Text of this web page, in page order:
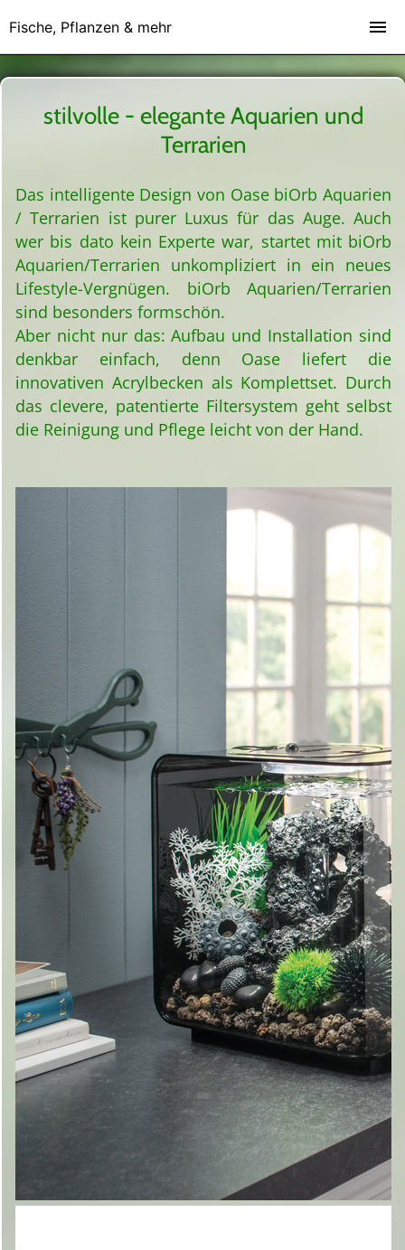
stilvolle - elegante Aquarien und
Terrarien
Das intelligente Design von Oase biOrb Aquarien
/ Terrarien ist purer Luxus für das Auge. Auch
wer bis dato kein Experte war, startet mit biOrb
Aquarien/Terrarien unkompliziert in ein neues
Lifestyle-Vergnügen. biOrb Aquarien/Terrarien
sind besonders formschön.
Aber nicht nur das: Aufbau und Installation sind
denkbar einfach, denn Oase liefert die
innovativen Acrylbecken als Komplettset. Durch
das clevere, patentierte Filtersystem geht selbst
die Reinigung und Pflege leicht von der Hand.
Fische, Pflanzen & mehr